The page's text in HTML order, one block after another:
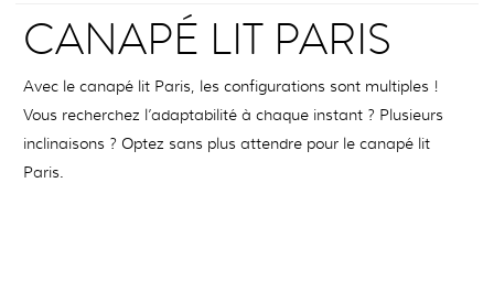
CANAPÉ LIT PARIS
Avec le canapé lit Paris, les configurations sont multiples !
Vous recherchez l’adaptabilité à chaque instant ? Plusieurs
inclinaisons ? Optez sans plus attendre pour le canapé lit
Paris.